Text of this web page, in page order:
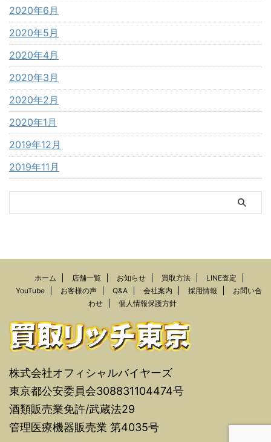
2020年6月
2020年5月
2020年4月
2020年3月
2020年2月
2020年1月
2019年12月
2019年11月
ホーム 店舗一覧 お知らせ 買取方法
LINE査定
YouTube
お客様の声 Q&A 会社案内 採用情報
お問い合
わせ
個人情報保護方針
株式会社オフィシャルバイヤーズ
東京都公安委員会308831104474号
酒類販売業免許/武蔵法29
管理医療機器販売業 第4035号